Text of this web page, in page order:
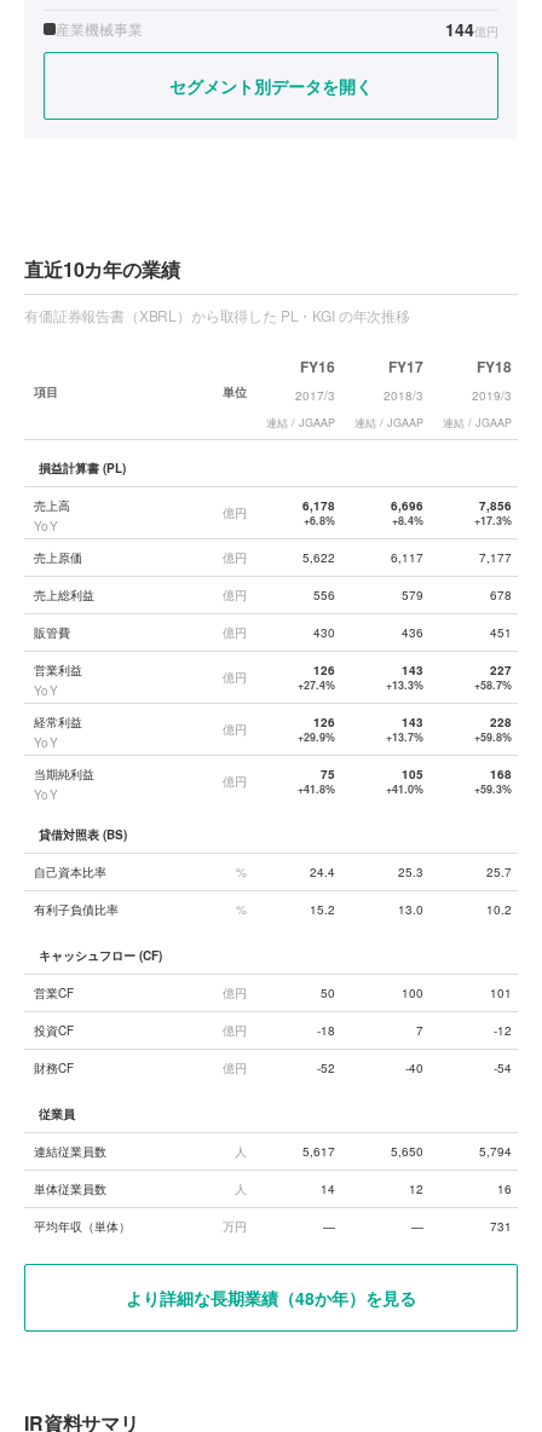
産業機械事業 144億円
セグメント別データを開く
直近10カ年の業績
有価証券報告書（XBRL）から取得した PL・KGI の年次推移
項目 単位
FY16
2017/3
連結 / JGAAP
FY17
2018/3
連結 / JGAAP
FY18
2019/3
連結 / JGAAP
損益計算書 (PL)
売上高
YoY
億円 6,178
+6.8%
6,696
+8.4%
7,856
+17.3%
売上原価 億円 5,622 6,117 7,177
売上総利益 億円 556 579 678
販管費 億円 430 436 451
営業利益
YoY
億円 126
+27.4%
143
+13.3%
227
+58.7%
経常利益
YoY
億円 126
+29.9%
143
+13.7%
228
+59.8%
当期純利益
YoY
億円 75
+41.8%
105
+41.0%
168
+59.3%
貸借対照表 (BS)
自己資本比率 % 24.4 25.3 25.7
有利子負債比率 % 15.2 13.0 10.2
キャッシュフロー (CF)
営業CF 億円 50 100 101
投資CF 億円 -18 7 -12
財務CF 億円 -52 -40 -54
従業員
連結従業員数 人 5,617 5,650 5,794
単体従業員数 人 14 12 16
平均年収（単体） 万円 — — 731
より詳細な長期業績（48か年）を見る
IR資料サマリ